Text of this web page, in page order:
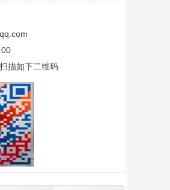
描如下二维码